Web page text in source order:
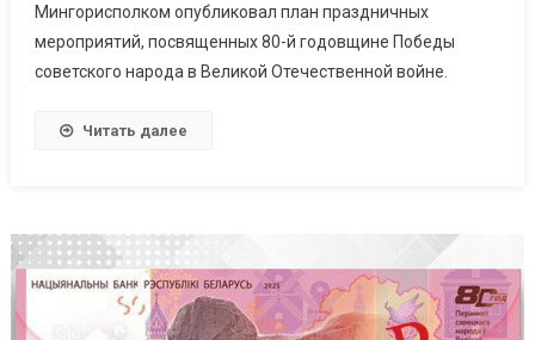
Мингорисполком опубликовал план праздничных
мероприятий, посвященных 80-й годовщине Победы
советского народа в Великой Отечественной войне.
Читать далее